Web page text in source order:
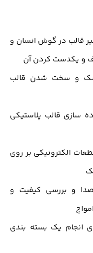
قالب در گوش انسان و
و یکدست کردن آن
و سخت شدن قالب
سازی قالب پلاستیکی
الکترونیکی بر روی
صدا و بررسی کیفیت و
انجام یک بسته بندی